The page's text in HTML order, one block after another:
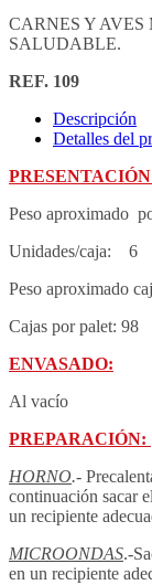
CARNES Y
SALUDABLE.
REF. 109
Descripción
Detalles del
Peso aproximado
Unidades/caja: 6
Peso aproximado
Cajas por palet: 98
ENVASADO:
Al vacío
PREPARACIÓN:
HORNO.-
continuación sacar
un recipiente
MICROONDAS.-
en un recipiente